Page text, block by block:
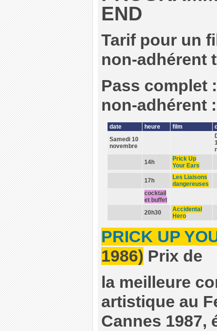
END
Tarif pour un
non-adhérent
Pass complet
non-adhérent
date heure film
Samedi 10
novembre
14h
Prick Up
Your Ears
17h
Les Liaisons
dangereuses
cocktail
et buffet
20h30
Accidental
Hero
PRICK UP
1986) Prix de
la meilleure
artistique au
Cannes 1987,